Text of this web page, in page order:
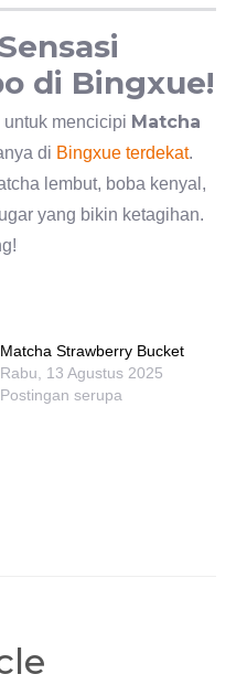
di Bingxue!
mencicipi Matcha
di Bingxue terdekat.
lembut, boba kenyal,
yang bikin ketagihan.
Matcha Strawberry Bucket
Rabu, 13 Agustus 2025
Postingan serupa